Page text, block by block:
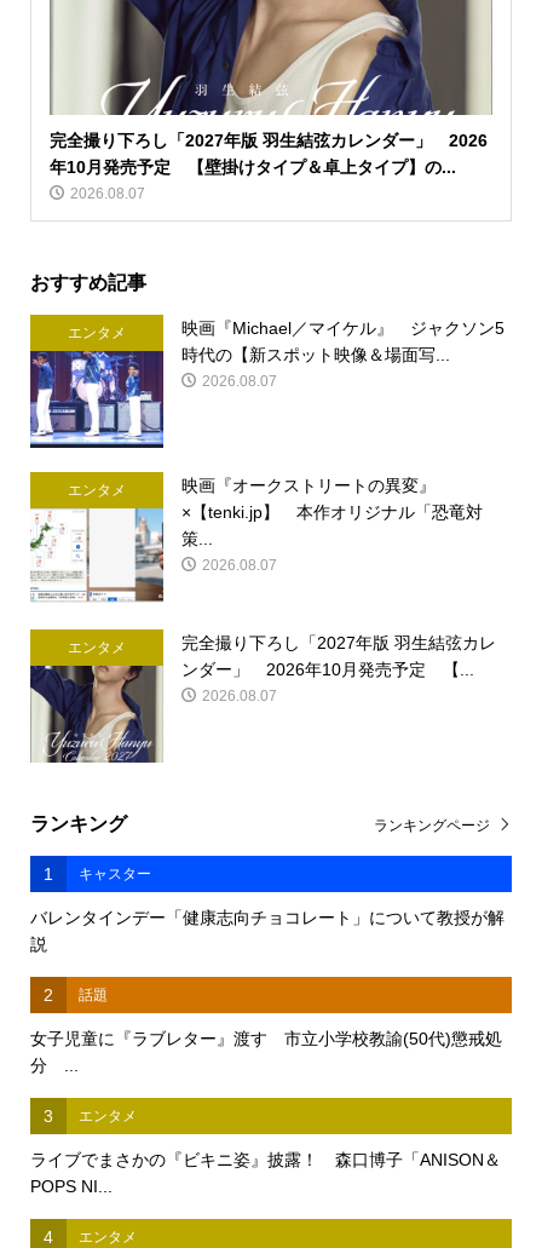
完全撮り下ろし「2027年版 羽生結弦カレンダー」 2026
年10月発売予定 【壁掛けタイプ＆卓上タイプ】の...
2026.08.07
おすすめ記事
エンタメ
映画『Michael／マイケル』 ジャクソン5
時代の【新スポット映像＆場面写...
2026.08.07
エンタメ
映画『オークストリートの異変』
×【tenki.jp】 本作オリジナル「恐竜対
策...
2026.08.07
エンタメ
完全撮り下ろし「2027年版 羽生結弦カレ
ンダー」 2026年10月発売予定 【...
2026.08.07
ランキング
1 キャスター
バレンタインデー「健康志向チョコレート」について教授が解
説
2 話題
女子児童に『ラブレター』渡す 市立小学校教諭(50代)懲戒処
分 ...
3 エンタメ
ライブでまさかの『ビキニ姿』披露！ 森口博子「ANISON＆
POPS NI...
4 エンタメ
ランキングページ